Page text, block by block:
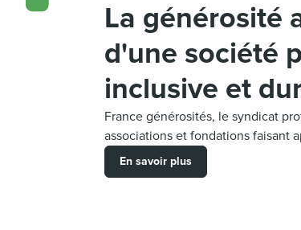
La générosité
d'une société
inclusive et
France générosités, le syndicat
associations et fondations faisant
En savoir plus